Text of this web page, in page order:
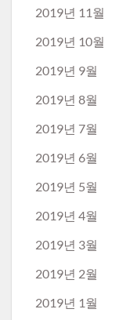
2019년 11월
2019년 10월
2019년 9월
2019년 8월
2019년 7월
2019년 6월
2019년 5월
2019년 4월
2019년 3월
2019년 2월
2019년 1월